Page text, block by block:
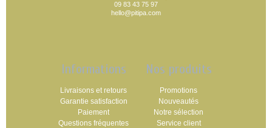
09 83 43 75 97
hello@pitipa.com
Informations
Livraisons et retours
Garantie satisfaction
Paiement
Questions fréquentes
Nos produits
Promotions
Nouveautés
Notre sélection
Service client